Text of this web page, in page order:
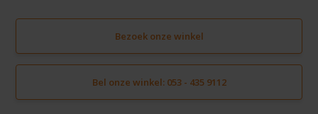
Bezoek onze winkel
Bel onze winkel: 053 - 435 9112